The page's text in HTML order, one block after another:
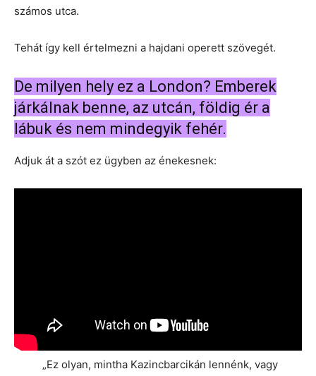
számos utca.
Tehát így kell értelmezni a hajdani operett szövegét.
De milyen hely ez a London? Emberek
járkálnak benne, az utcán, földig ér a
lábuk és nem mindegyik fehér.
Adjuk át a szót ez ügyben az énekesnek:
„Ez olyan, mintha Kazincbarcikán lennénk, vagy